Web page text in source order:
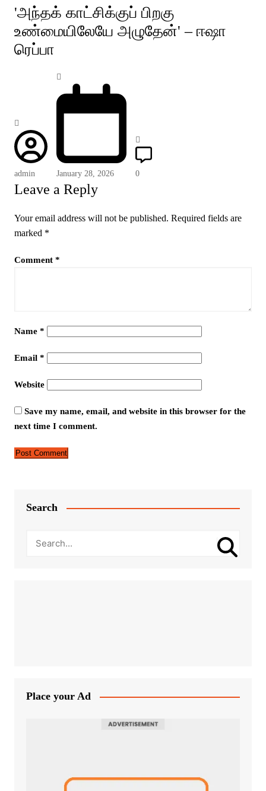
'அந்தக் காட்சிக்குப் பிறகு
உண்மையிலேயே அழுதேன்' – ஈஷா
ரெப்பா
admin January 28, 2026 0
Leave a Reply
Your email address will not be published. Required fields are
marked *
Comment *
Name *
Email *
Website
Save my name, email, and website in this browser for the
next time I comment.
Search
Place your Ad